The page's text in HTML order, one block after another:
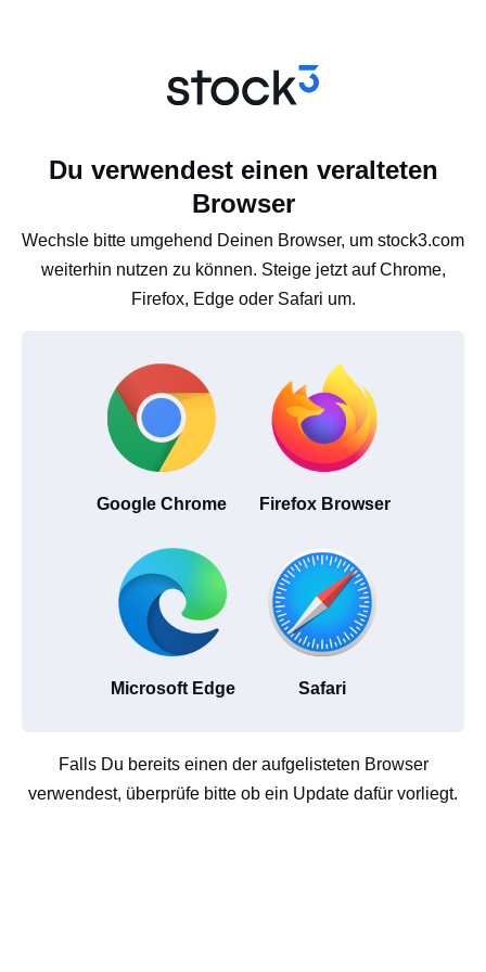
Du verwendest einen veralteten
Browser
Wechsle bitte umgehend Deinen Browser, um stock3.com
weiterhin nutzen zu können. Steige jetzt auf Chrome,
Firefox, Edge oder Safari um.
Google Chrome Firefox Browser
Microsoft Edge Safari
Falls Du bereits einen der aufgelisteten Browser
verwendest, überprüfe bitte ob ein Update dafür vorliegt.